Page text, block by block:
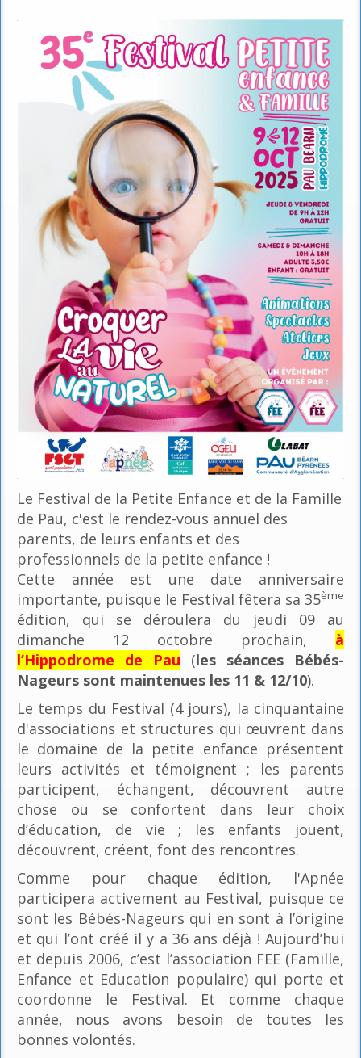
Le Festival de la Petite Enfance et de la Famille
de Pau, c'est le rendez-vous annuel des
parents, de leurs enfants et des
professionnels de la petite enfance !
Cette année est une date anniversaire
importante, puisque le Festival fêtera sa 35ème
édition, qui se déroulera du jeudi 09 au
dimanche 12 octobre prochain, à
l’Hippodrome de Pau (les séances Bébés-
Nageurs sont maintenues les 11 & 12/10).
Le temps du Festival (4 jours), la cinquantaine
d'associations et structures qui œuvrent dans
le domaine de la petite enfance présentent
leurs activités et témoignent ; les parents
participent, échangent, découvrent autre
chose ou se confortent dans leur choix
d’éducation, de vie ; les enfants jouent,
découvrent, créent, font des rencontres.
Comme pour chaque édition, l'Apnée
participera activement au Festival, puisque ce
sont les Bébés-Nageurs qui en sont à l’origine
et qui l’ont créé il y a 36 ans déjà ! Aujourd’hui
et depuis 2006, c’est l’association FEE (Famille,
Enfance et Education populaire) qui porte et
coordonne le Festival. Et comme chaque
année, nous avons besoin de toutes les
bonnes volontés.